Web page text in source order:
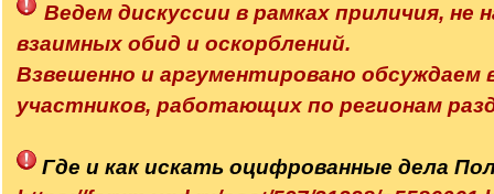
Ведем дискуссии в рамках приличия, не
взаимных обид и оскорблений.
Взвешенно и аргументировано
участников, работающих по регионам
Где и как искать оцифрованные дела